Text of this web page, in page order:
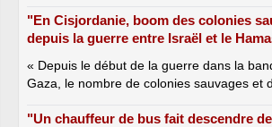
"En Cisjordanie, boom des colonies
depuis la guerre entre Israël et le
« Depuis le début de la guerre dans la
Gaza, le nombre de colonies sauvages et
"Un chauffeur de bus fait descendre